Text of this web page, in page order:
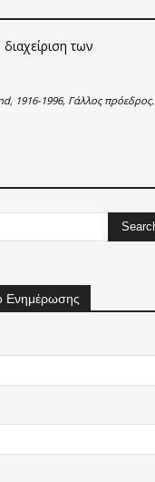
διαχείριση των
1916-1996, Γάλλος πρόεδρος.
Ενημέρωσης